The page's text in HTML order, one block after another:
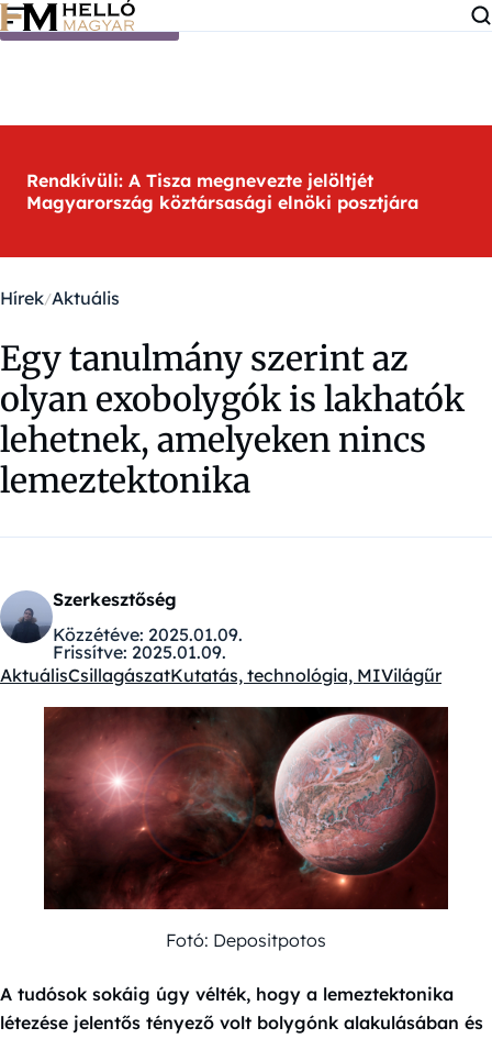
Ugrás a tartalomra
Rendkívüli: A Tisza megnevezte jelöltjét
Magyarország köztársasági elnöki posztjára
Hírek Aktuális
Egy tanulmány szerint az
olyan exobolygók is lakhatók
lehetnek, amelyeken nincs
lemeztektonika
Szerkesztőség
Közzétéve: 2025.01.09.
Frissítve: 2025.01.09.
Kategóriák:
AktuálisCsillagászatKutatás, technológia, MIVilágűr
Fotó: Depositpotos
A tudósok sokáig úgy vélték, hogy a lemeztektonika
létezése jelentős tényező volt bolygónk alakulásában és